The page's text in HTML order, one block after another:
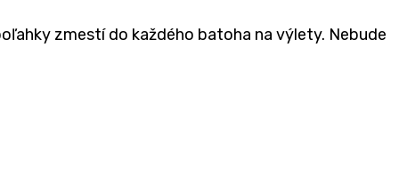
zmestí do každého batoha na výlety. Nebude